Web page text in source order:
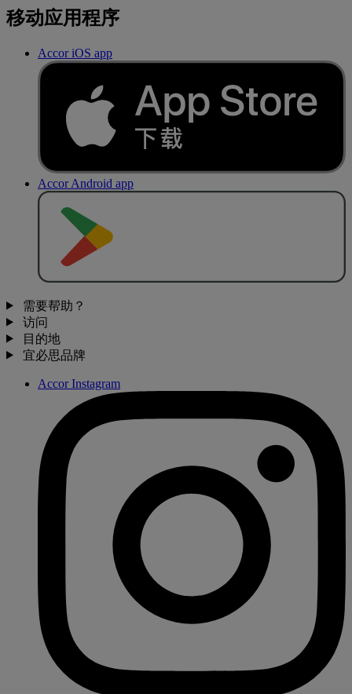
移动应用程序
Accor iOS app
Accor Android app
需要帮助？
访问
目的地
宜必思品牌
Accor Instagram